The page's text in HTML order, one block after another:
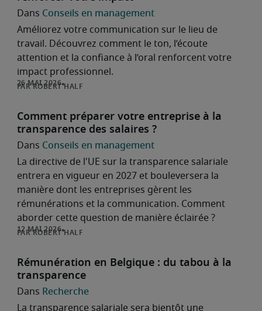
Améliorez votre communication sur le lieu de
travail. Découvrez comment le ton, l’écoute
attention et la confiance à l’oral renforcent votre
impact professionnel.
Conseils en management
ROBERT HALF
Comment préparer votre entreprise à la
transparence des salaires ?
La directive de l'UE sur la transparence salariale
entrera en vigueur en 2027 et bouleversera la
manière dont les entreprises gèrent les
rémunérations et la communication. Comment
aborder cette question de manière éclairée ?
Conseils en management
ROBERT HALF
Rémunération en Belgique : du tabou à la
transparence
La transparence salariale sera bientôt une
Recherche